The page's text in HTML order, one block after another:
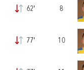
62'
77'
8
10